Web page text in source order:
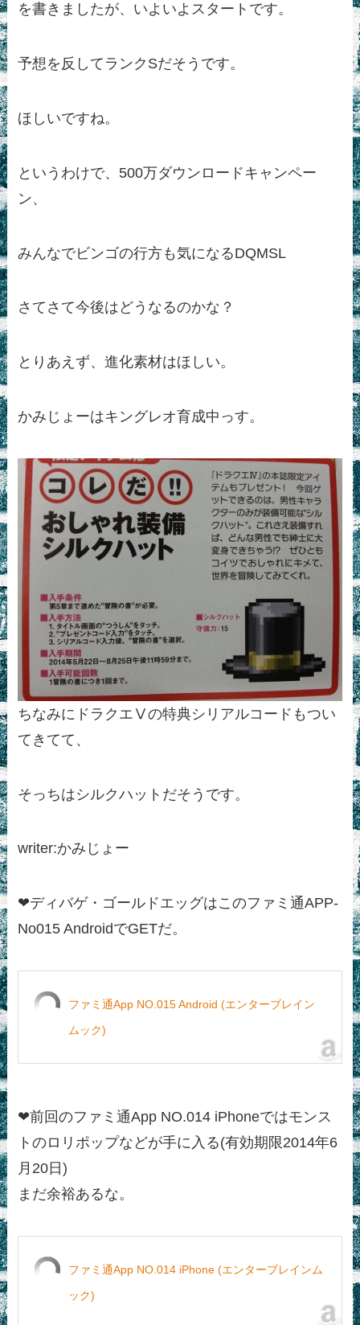
を書きましたが、いよいよスタートです。
予想を反してランクSだそうです。
ほしいですね。
というわけで、500万ダウンロードキャンペー
ン、
みんなでビンゴの行方も気になるDQMSL
さてさて今後はどうなるのかな？
とりあえず、進化素材はほしい。
かみじょーはキングレオ育成中っす。
ちなみにドラクエⅤの特典シリアルコードもつい
てきてて、
そっちはシルクハットだそうです。
writer:かみじょー
❤ディバゲ・ゴールドエッグはこのファミ通APP-
No015 AndroidでGETだ。
ファミ通App NO.015 Android (エンターブレイン
ムック)
❤前回のファミ通App NO.014 iPhoneではモンス
トのロリポップなどが手に入る(有効期限2014年6
月20日)
まだ余裕あるな。
ファミ通App NO.014 iPhone (エンターブレインム
ック)